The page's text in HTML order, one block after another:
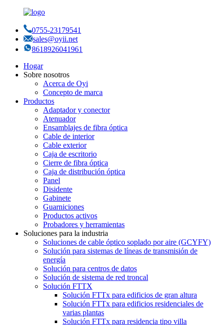
0755-23179541
sales@oyii.net
8618926041961
Hogar
Sobre nosotros
Acerca de Oyi
Concepto de marca
Productos
Adaptador y conector
Atenuador
Ensamblajes de fibra óptica
Cable de interior
Cable exterior
Caja de escritorio
Cierre de fibra óptica
Caja de distribución óptica
Panel
Disidente
Gabinete
Guarniciones
Productos activos
Probadores y herramientas
Soluciones para la industria
Soluciones de cable óptico soplado por aire (GCYFY)
Solución para sistemas de líneas de transmisión de
energía
Solución para centros de datos
Solución de sistema de red troncal
Solución FTTX
Solución FTTx para edificios de gran altura
Solución FTTx para edificios residenciales de
varias plantas
Solución FTTx para residencia tipo villa